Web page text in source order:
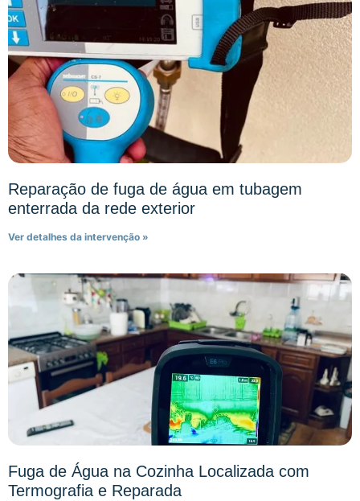
Reparação de fuga de água em tubagem
enterrada da rede exterior
Ver detalhes da intervenção »
Fuga de Água na Cozinha Localizada com
Termografia e Reparada